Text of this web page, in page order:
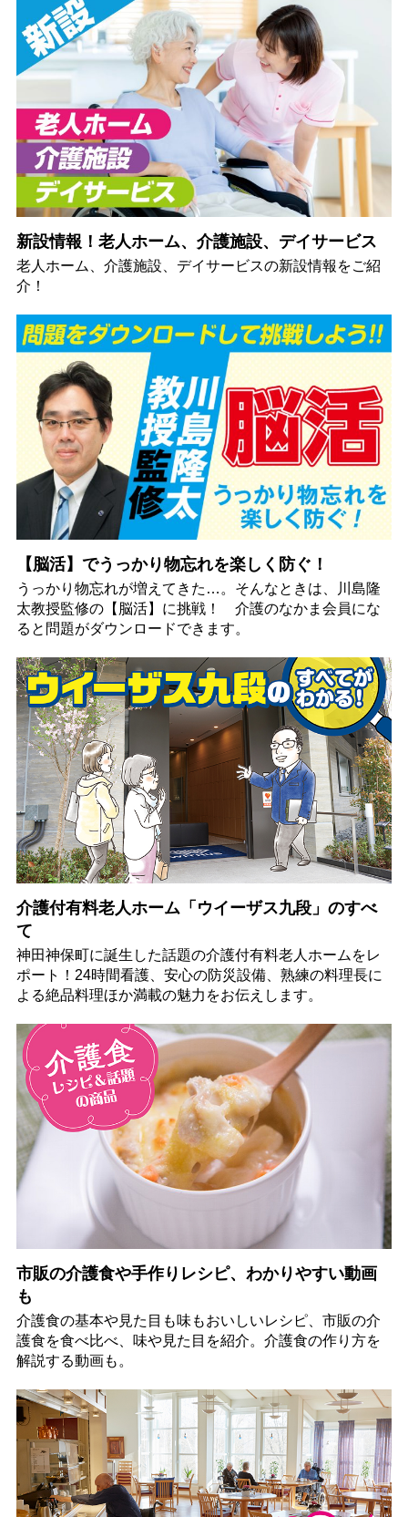
新設情報！老人ホーム、介護施設、デイサービス
老人ホーム、介護施設、デイサービスの新設情報をご紹
介！
【脳活】でうっかり物忘れを楽しく防ぐ！
うっかり物忘れが増えてきた…。そんなときは、川島隆
太教授監修の【脳活】に挑戦！ 介護のなかま会員にな
ると問題がダウンロードできます。
介護付有料老人ホーム「ウイーザス九段」のすべ
て
神田神保町に誕生した話題の介護付有料老人ホームをレ
ポート！24時間看護、安心の防災設備、熟練の料理長に
よる絶品料理ほか満載の魅力をお伝えします。
市販の介護食や手作りレシピ、わかりやすい動画
も
介護食の基本や見た目も味もおいしいレシピ、市販の介
護食を食べ比べ、味や見た目を紹介。介護食の作り方を
解説する動画も。